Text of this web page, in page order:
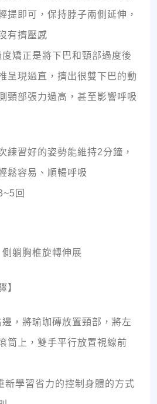
提即可，保持脖子兩側延伸，
有擠壓感
矯正是將下巴和頸部過度後
呈現過直，擠出很雙下巴的動
頸部張力過高，甚至影響呼吸
練習好的姿勢能維持2分鐘，
鬆容易、順暢呼吸
回
躺胸椎旋轉伸展
】
，將瑜珈磚放置頸部，將左
筒上，雙手平行放置視線前
新學習省力的控制身體的方式